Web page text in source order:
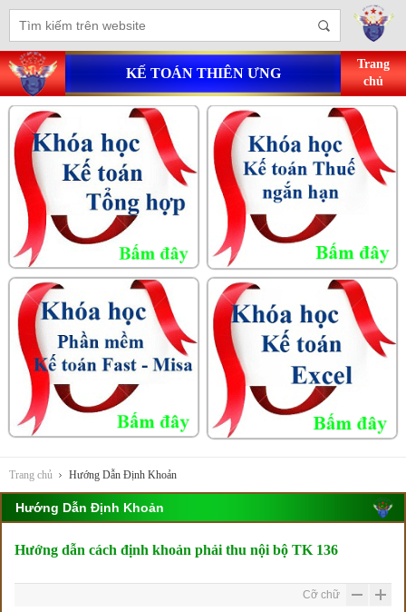
KẾ TOÁN THIÊN ƯNG
Trang
chủ
Trang chủ Hướng Dẫn Định Khoản
Hướng Dẫn Định Khoản
Hướng dẫn cách định khoản phải thu nội bộ TK 136
Cỡ chữ